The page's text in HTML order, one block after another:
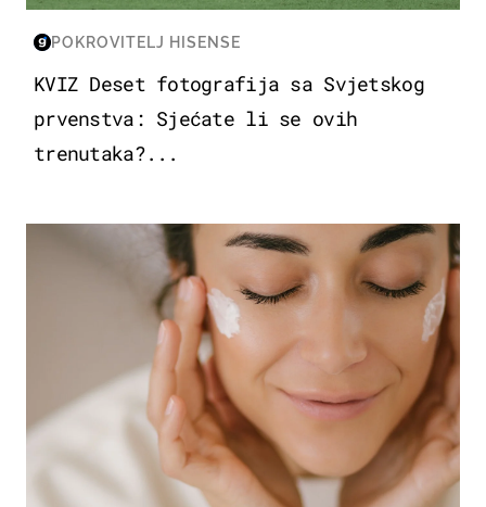
POKROVITELJ HISENSE
KVIZ Deset fotografija sa Svjetskog
prvenstva: Sjećate li se ovih
trenutaka?...
MODA & LJEPOTA